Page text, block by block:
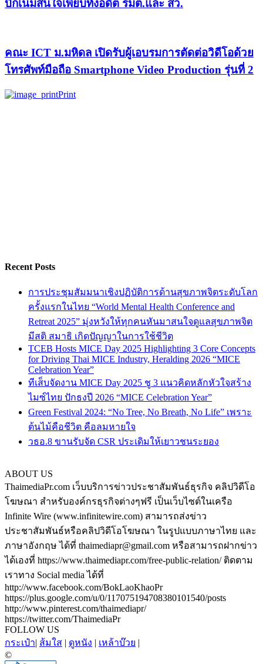
บิ๊กเนมสนใจเพียบทั้งอดีต รมต.และ สว.
คณะ ICT ม.มหิดล เปิดรับผู้เอบรมการตัดต่อวิดีโอด้วย
โทรศัพท์มือถือ Smartphone Video Production รุ่นที่ 2
Print
Recent Posts
การประชุมสัมมนาเชิงปฏิบัติการด้านสุขภาพจิตระดับโลก
ครั้งแรกในไทย “World Mental Health Conference and
Retreat 2025” มุ่งหวังให้ทุกคนหันมาสนใจดูแลสุขภาพจิต
มีสติ สมาธิ เกิดปัญญาในการใช้ชีวิต
TCEB Hosts MICE Day 2025 Highlighting 3 Core Concepts
for Driving Thai MICE Industry, Heralding 2026 “MICE
Celebration Year”
ทีเส็บจัดงาน MICE Day 2025 ชู 3 แนวคิดหลักหัวใจสร้าง
ไมซ์ไทย ปักธงปี 2026 “MICE Celebration Year”
Green Festival 2024: “No Tree, No Breath, No Life” เพราะ
ต้นไม้คือชีวิต คือลมหายใจ
วธอ.8 ขานรับจัด CSR ประเดิมให้เยาวชนระยอง
ABOUT US
ThaimediaPr.com เว็บบริการข่าวประชาสัมพันธ์ธุรกิจ คลิปวิดีโอ
โฆษณา สำหรับองค์กรธุรกิจต่างๆฟรี เป็นเว็บไซต์ในเครือ
Infinite Wire (www.infinitewire.com) สามารถส่งข่าว
ประชาสัมพันธ์หรือคลิปวิดีโอโฆษณา ในรูปแบบภาษาไทย และ
ภาษาอังกฤษ ได้ที่ thaimediapr@gmail.com หรือสามารถฝากข่าว
ได้เองที่ https://www.thaimediapr.com/free-public-relation/ ติดตาม
เราทาง Social media ได้ที่
http://www.facebook.com/BokLaoKhaoPr
https://plus.google.com/u/0/117075194708380101540/posts
http://www.pinterest.com/thaimediapr/
https://twitter.com/ThaimediaPr
FOLLOW US
กระเป๋า| ส้มใส | ดูหนัง | เหล้าบ๊วย |
©